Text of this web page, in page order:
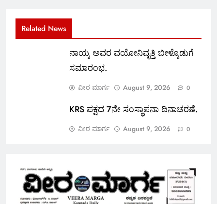
Related News
ನಾಯ್ಕ ಅವರ ವಯೋನಿವೃತ್ತಿ ಬೀಳ್ಕೊಡುಗೆ
ಸಮಾರಂಭ.
ವೀರ ಮಾರ್ಗ August 9, 2026 0
KRS ಪಕ್ಷದ 7ನೇ ಸಂಸ್ಥಾಪನಾ ದಿನಾಚರಣೆ.
ವೀರ ಮಾರ್ಗ August 9, 2026 0